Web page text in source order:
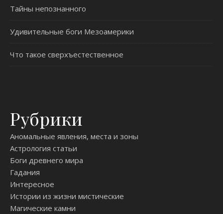
Тайны непознанного
Удивительные боги Мезоамерики
Что такое сверхъестественное
Рубрики
Аномальные явления, места и зоны
Астрология статьи
Боги древнего мира
Гадания
Интересное
Истории из жизни мистические
Магические камни